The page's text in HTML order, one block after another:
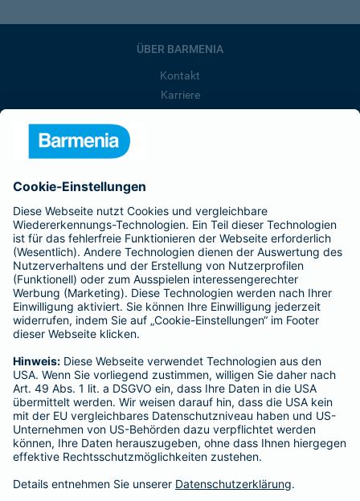
ÜBER BARMENIA
Kontakt
Karriere
Barmenia ist Teil der BarmeniaGothaer
BELIEBTE SEITEN
Kranken-Zusatzversicherung
Tierversicherungen
Haftpflichtversicherung
Hausratversicherung
Adresse ändern
Schaden melden
Kilometerstandsmeldung
Serviceübersicht